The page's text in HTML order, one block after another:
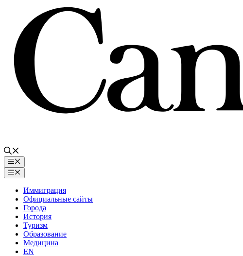
содержимому
Меню
Меню
Иммиграция
Официальные сайты
Города
История
Туризм
Образование
Медицина
EN